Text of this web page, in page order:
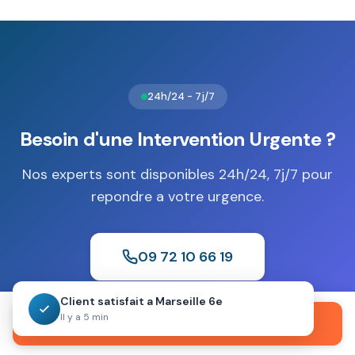
niveaux S1 (30 minutes) ou S2 (60 minutes) garantit la
24h/24 - 7j/7
Besoin d'une Intervention Urgente ?
Nos experts sont disponibles 24h/24, 7j/7 pour
repondre a votre urgence.
09 72 10 66 19
Devis gratuit
Client satisfait a Marseille 6e
Il y a 5 min